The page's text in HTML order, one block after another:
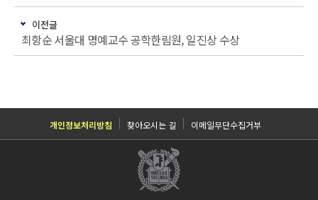
이전글
최항순 서울대 명예교수 공학한림원, 일진상 수상
개인정보처리방침 찾아오시는 길 이메일무단수집거부